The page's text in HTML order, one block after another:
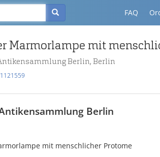
FAQ
Marmorlampe mit
Berlin, Berlin
Berlin
mit menschlicher Protome